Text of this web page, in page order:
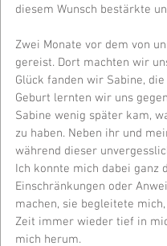
diesem Wunsch bestärkte
Zwei Monate vor dem von
gereist. Dort machten wir
Glück fanden wir Sabine,
Geburt lernten wir uns
Sabine wenig später kam,
zu haben. Neben ihr und
während dieser
Ich konnte mich dabei ganz
Einschränkungen oder
machen, sie begleitete
Zeit immer wieder tief in
mich herum.